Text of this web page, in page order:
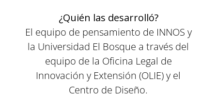
¿Quién las desarrolló?
El equipo de pensamiento de INNOS y
la Universidad El Bosque a través del
equipo de la Oficina Legal de
Innovación y Extensión (OLIE) y el
Centro de Diseño.